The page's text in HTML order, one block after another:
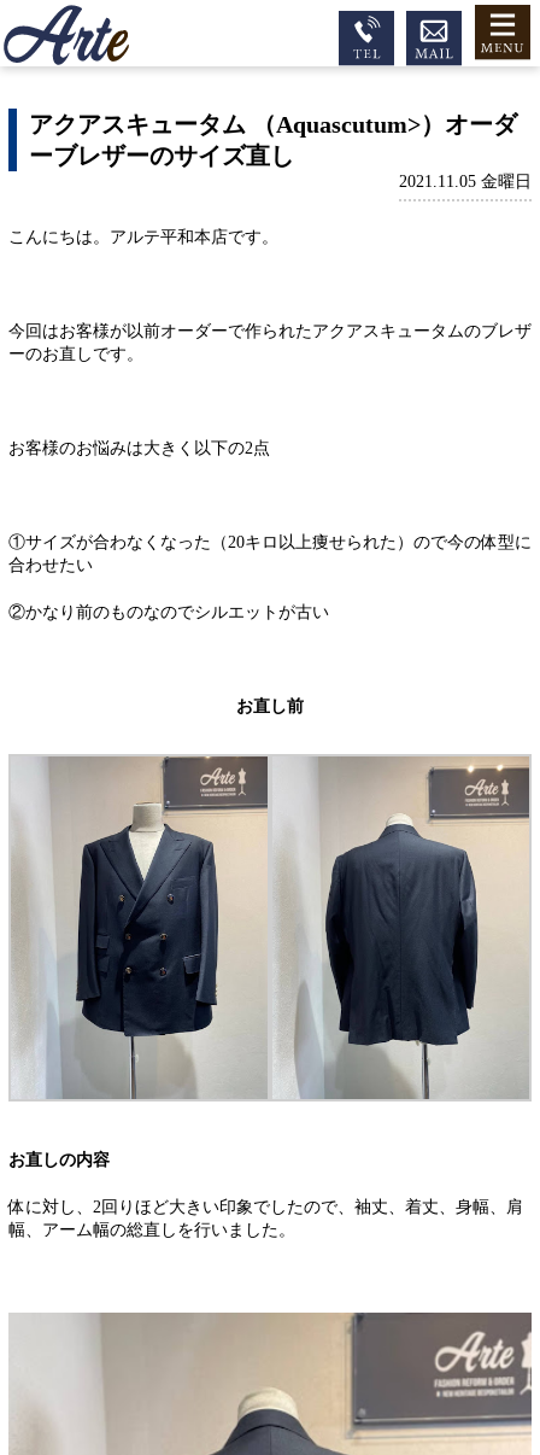
アクアスキュータム （Aquascutum>）オーダ
ーブレザーのサイズ直し
2021.11.05 金曜日
こんにちは。アルテ平和本店です。
今回はお客様が以前オーダーで作られたアクアスキュータムのブレザ
ーのお直しです。
お客様のお悩みは大きく以下の2点
①サイズが合わなくなった（20キロ以上痩せられた）ので今の体型に
合わせたい
②かなり前のものなのでシルエットが古い
お直し前
お直しの内容
体に対し、2回りほど大きい印象でしたので、袖丈、着丈、身幅、肩
幅、アーム幅の総直しを行いました。